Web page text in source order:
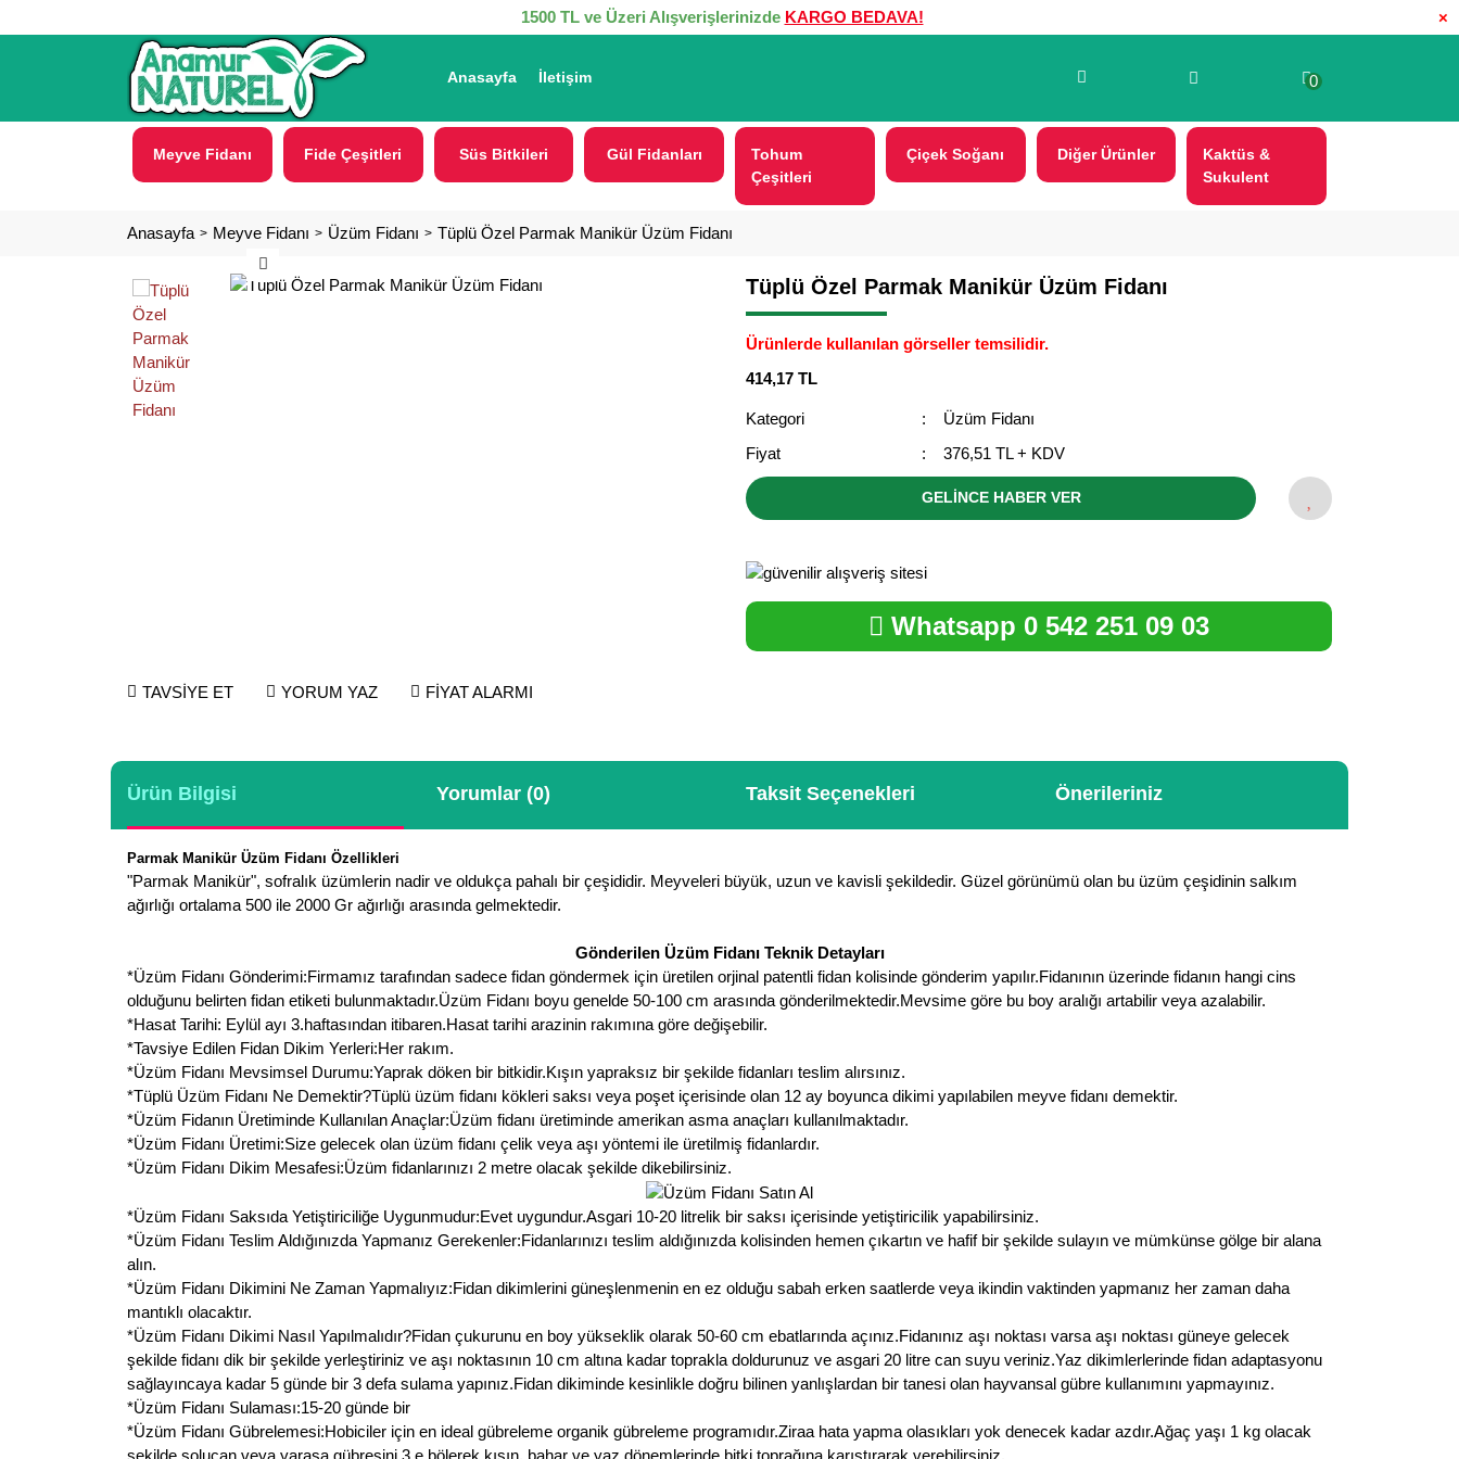
×
1500 TL ve Üzeri Alışverişlerinizde KARGO BEDAVA!
Anasayfa İletişim 0
Meyve Fidanı Fide Çeşitleri Süs Bitkileri Gül Fidanları
Tohum
Çeşitleri
Çiçek Soğanı Diğer Ürünler
Kaktüs &
Sukulent
Anasayfa Meyve Fidanı Üzüm Fidanı Tüplü Özel Parmak Manikür Üzüm Fidanı
TAVSİYE ET YORUM YAZ FİYAT ALARMI
Tüplü Özel Parmak Manikür Üzüm Fidanı
Ürünlerde kullanılan görseller temsilidir.
414,17 TL
Kategori
Üzüm Fidanı
Fiyat
376,51 TL + KDV
GELİNCE HABER VER
Whatsapp 0 542 251 09 03
Ürün Bilgisi Yorumlar (0) Taksit Seçenekleri Önerileriniz
Parmak Manikür Üzüm Fidanı Özellikleri
"Parmak Manikür", sofralık üzümlerin nadir ve oldukça pahalı bir çeşididir. Meyveleri büyük, uzun ve kavisli şekildedir. Güzel görünümü olan bu üzüm çeşidinin salkım
ağırlığı ortalama 500 ile 2000 Gr ağırlığı arasında gelmektedir.
Gönderilen Üzüm Fidanı Teknik Detayları
*Üzüm Fidanı Gönderimi:Firmamız tarafından sadece fidan göndermek için üretilen orjinal patentli fidan kolisinde gönderim yapılır.Fidanının üzerinde fidanın hangi cins
olduğunu belirten fidan etiketi bulunmaktadır.Üzüm Fidanı boyu genelde 50-100 cm arasında gönderilmektedir.Mevsime göre bu boy aralığı artabilir veya azalabilir.
*Hasat Tarihi: Eylül ayı 3.haftasından itibaren.Hasat tarihi arazinin rakımına göre değişebilir.
*Tavsiye Edilen Fidan Dikim Yerleri:Her rakım.
*Üzüm Fidanı Mevsimsel Durumu:Yaprak döken bir bitkidir.Kışın yapraksız bir şekilde fidanları teslim alırsınız.
*Tüplü Üzüm Fidanı Ne Demektir?Tüplü üzüm fidanı kökleri saksı veya poşet içerisinde olan 12 ay boyunca dikimi yapılabilen meyve fidanı demektir.
*Üzüm Fidanın Üretiminde Kullanılan Anaçlar:Üzüm fidanı üretiminde amerikan asma anaçları kullanılmaktadır.
*Üzüm Fidanı Üretimi:Size gelecek olan üzüm fidanı çelik veya aşı yöntemi ile üretilmiş fidanlardır.
*Üzüm Fidanı Dikim Mesafesi:Üzüm fidanlarınızı 2 metre olacak şekilde dikebilirsiniz.
*Üzüm Fidanı Saksıda Yetiştiriciliğe Uygunmudur:Evet uygundur.Asgari 10-20 litrelik bir saksı içerisinde yetiştiricilik yapabilirsiniz.
*Üzüm Fidanı Teslim Aldığınızda Yapmanız Gerekenler:Fidanlarınızı teslim aldığınızda kolisinden hemen çıkartın ve hafif bir şekilde sulayın ve mümkünse gölge bir alana
alın.
*Üzüm Fidanı Dikimini Ne Zaman Yapmalıyız:Fidan dikimlerini güneşlenmenin en ez olduğu sabah erken saatlerde veya ikindin vaktinden yapmanız her zaman daha
mantıklı olacaktır.
*Üzüm Fidanı Dikimi Nasıl Yapılmalıdır?Fidan çukurunu en boy yükseklik olarak 50-60 cm ebatlarında açınız.Fidanınız aşı noktası varsa aşı noktası güneye gelecek
şekilde fidanı dik bir şekilde yerleştiriniz ve aşı noktasının 10 cm altına kadar toprakla doldurunuz ve asgari 20 litre can suyu veriniz.Yaz dikimlerlerinde fidan adaptasyonu
sağlayıncaya kadar 5 günde bir 3 defa sulama yapınız.Fidan dikiminde kesinlikle doğru bilinen yanlışlardan bir tanesi olan hayvansal gübre kullanımını yapmayınız.
*Üzüm Fidanı Sulaması:15-20 günde bir
*Üzüm Fidanı Gübrelemesi:Hobiciler için en ideal gübreleme organik gübreleme programıdır.Ziraa hata yapma olasıkları yok denecek kadar azdır.Ağaç yaşı 1 kg olacak
şekilde solucan veya yarasa gübresini 3 e bölerek kışın, bahar ve yaz dönemlerinde bitki toprağına karıştırarak verebilirsiniz.